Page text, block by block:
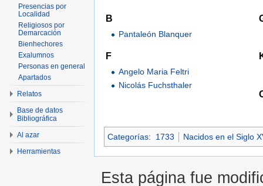
B
Pantaleón Blanquer
F
Angelo Maria Feltri
Nicolás Fuchsthaler
Categorías: 1733 Nacidos en el Siglo
Presencias por
Localidad
Religiosos por
Demarcación
Bienhechores
Exalumnos
Personas en general
Apartados
Relatos
Base de datos
Bibliográfica
Al azar
Herramientas
Esta página fue